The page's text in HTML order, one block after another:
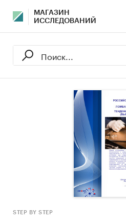
МАГАЗИН
ИССЛЕДОВАНИЙ
STEP BY STEP